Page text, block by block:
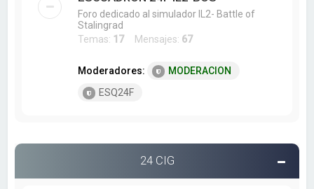
Foro dedicado al simulador IL2- Battle of
Stalingrad
Temas: 17Mensajes: 67
Moderadores:
MODERACION
ESQ24F
24 CIG